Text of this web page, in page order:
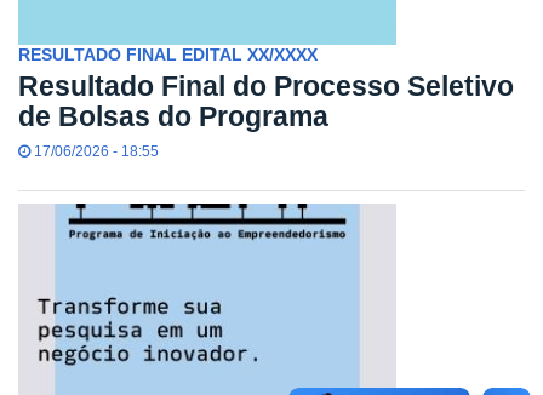
RESULTADO FINAL EDITAL XX/XXXX
Resultado Final do Processo Seletivo
de Bolsas do Programa
17/06/2026 - 18:55